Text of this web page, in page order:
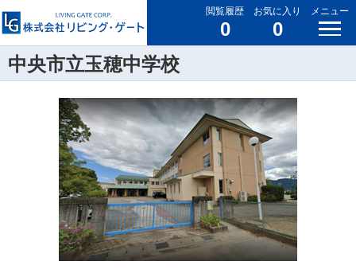
閲覧履歴
0
お気に入り
0
メニュー
中央市立玉穂中学校